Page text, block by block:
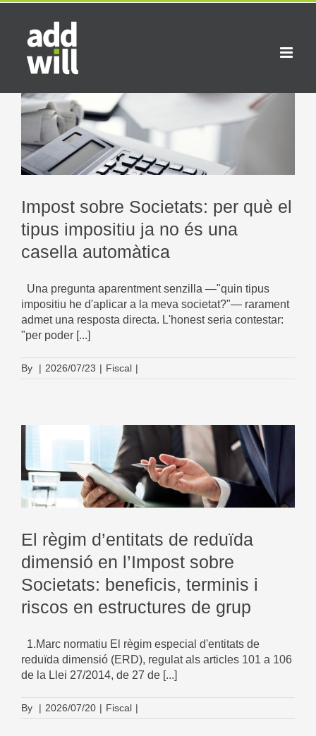
Skip
content
Impost sobre Societats: per què el
tipus impositiu ja no és una
casella automàtica
Una pregunta aparentment senzilla —"quin tipus
impositiu he d'aplicar a la meva societat?"— rarament
admet una resposta directa. L'honest seria contestar:
"per poder [...]
By | 2026/07/23 | Fiscal |
El règim d’entitats de reduïda
dimensió en l’Impost sobre
Societats: beneficis, terminis i
riscos en estructures de grup
1.Marc normatiu El règim especial d'entitats de
reduïda dimensió (ERD), regulat als articles 101 a 106
de la Llei 27/2014, de 27 de [...]
By | 2026/07/20 | Fiscal |